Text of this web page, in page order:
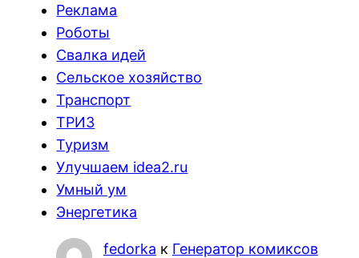
Реклама
Роботы
Свалка идей
Сельское хозяйство
Транспорт
ТРИЗ
Туризм
Улучшаем idea2.ru
Умный ум
Энергетика
fedorka к Генератор комиксов